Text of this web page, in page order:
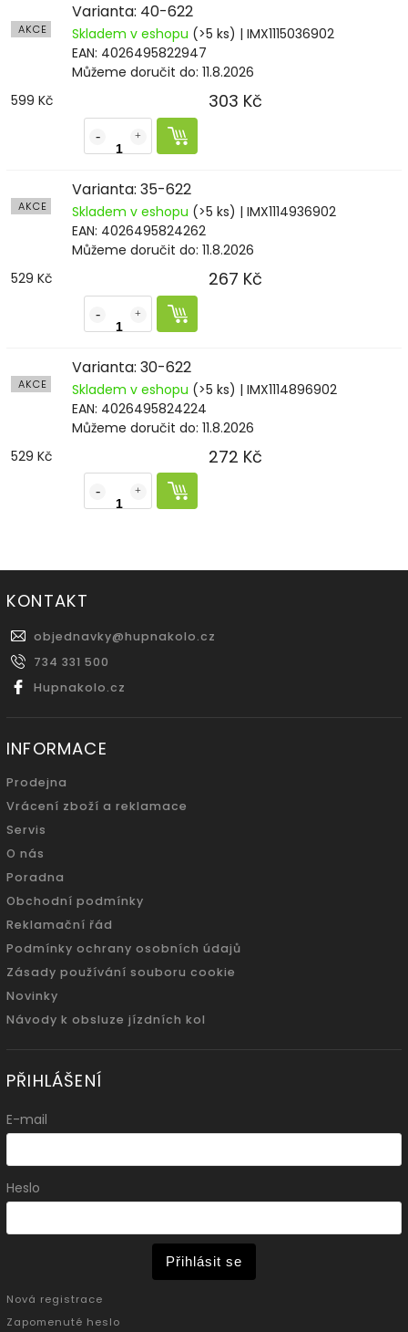
AKCE
Varianta: 40-622
Skladem v eshopu (>5 ks) | IMX1115036902
EAN: 4026495822947
Můžeme doručit do: 11.8.2026
599 Kč
303 Kč
AKCE
Varianta: 35-622
Skladem v eshopu (>5 ks) | IMX1114936902
EAN: 4026495824262
Můžeme doručit do: 11.8.2026
529 Kč
267 Kč
AKCE
Varianta: 30-622
Skladem v eshopu (>5 ks) | IMX1114896902
EAN: 4026495824224
Můžeme doručit do: 11.8.2026
529 Kč
272 Kč
KONTAKT
objednavky@hupnakolo.cz
734 331 500
Hupnakolo.cz
INFORMACE
Prodejna
Vrácení zboží a reklamace
Servis
O nás
Poradna
Obchodní podmínky
Reklamační řád
Podmínky ochrany osobních údajů
Zásady používání souboru cookie
Novinky
Návody k obsluze jízdních kol
PŘIHLÁŠENÍ
E-mail
Heslo
Přihlásit se
Nová registrace
Zapomenuté heslo